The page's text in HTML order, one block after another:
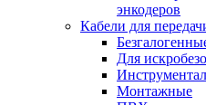
энкодеров
Кабели для
Для
Монтажные